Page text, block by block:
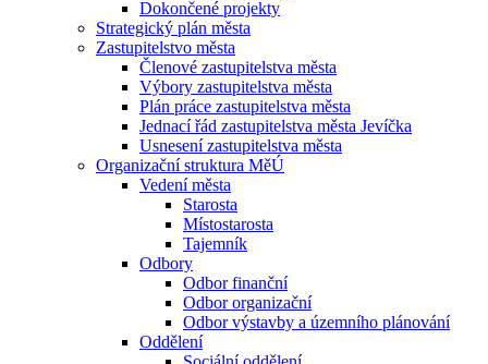
Dokončené projekty
Strategický plán města
Zastupitelstvo města
Členové zastupitelstva města
Výbory zastupitelstva města
Plán práce zastupitelstva města
Jednací řád zastupitelstva města Jevíčka
Usnesení zastupitelstva města
Organizační struktura MěÚ
Vedení města
Starosta
Místostarosta
Tajemník
Odbory
Odbor finanční
Odbor organizační
Odbor výstavby a územního plánování
Oddělení